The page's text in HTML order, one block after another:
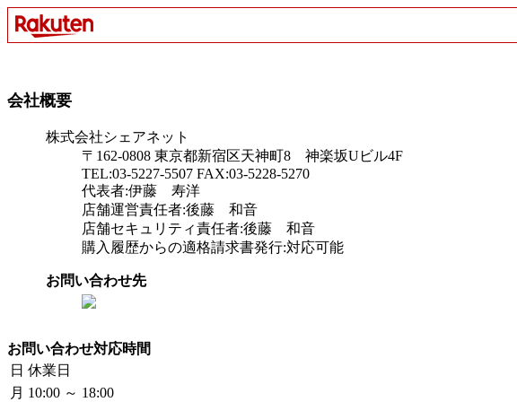
会社概要
株式会社シェアネット
〒162-0808 東京都新宿区天神町8 神楽坂Uビル4F
TEL:03-5227-5507 FAX:03-5228-5270
代表者:伊藤 寿洋
店舗運営責任者:後藤 和音
店舗セキュリティ責任者:後藤 和音
購入履歴からの適格請求書発行:対応可能
お問い合わせ先
お問い合わせ対応時間
日 休業日
月 10:00 ～ 18:00